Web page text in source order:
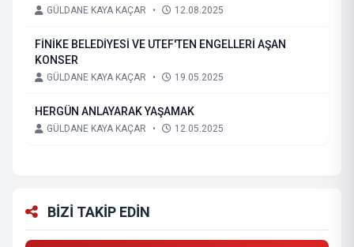
GÜLDANE KAYA KAÇAR • 12.08.2025
FİNİKE BELEDİYESİ VE UTEF'TEN ENGELLERİ AŞAN
KONSER
GÜLDANE KAYA KAÇAR • 19.05.2025
HERGÜN ANLAYARAK YAŞAMAK
GÜLDANE KAYA KAÇAR • 12.05.2025
BİZİ TAKİP EDİN